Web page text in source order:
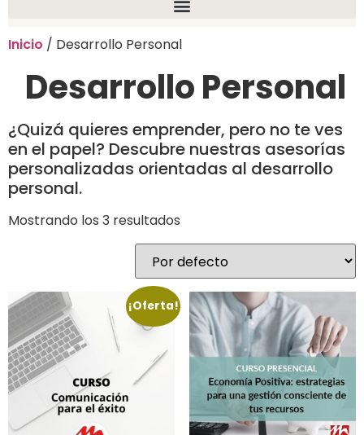
Inicio / Desarrollo Personal
Desarrollo Personal
¿Quizá quieres emprender, pero no te ves
en el papel? Descubre nuestras asesorías
personalizadas orientadas al desarrollo
personal.
Mostrando los 3 resultados
¡Oferta!